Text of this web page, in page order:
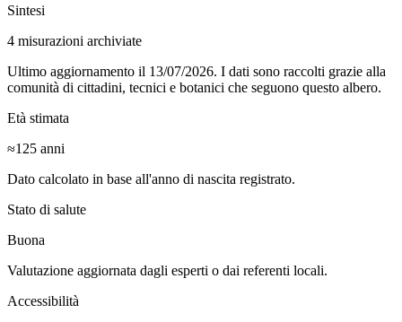
Sintesi
4 misurazioni archiviate
Ultimo aggiornamento il 13/07/2026. I dati sono raccolti grazie alla
comunità di cittadini, tecnici e botanici che seguono questo albero.
Età stimata
≈125 anni
Dato calcolato in base all'anno di nascita registrato.
Stato di salute
Buona
Valutazione aggiornata dagli esperti o dai referenti locali.
Accessibilità